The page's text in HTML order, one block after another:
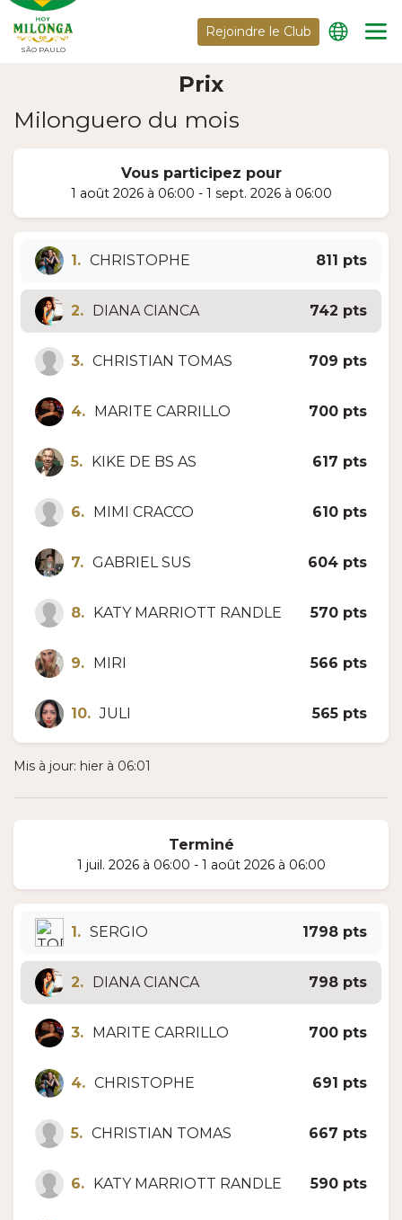
SÃO PAULO
Rejoindre le Club
Prix
Milonguero du mois
Vous participez pour
1 août 2026 à 06:00 - 1 sept. 2026 à 06:00
1. CHRISTOPHE 811 pts
2. DIANA CIANCA 742 pts
3. CHRISTIAN TOMAS 709 pts
4. MARITE CARRILLO 700 pts
5. KIKE DE BS AS 617 pts
6. MIMI CRACCO 610 pts
7. GABRIEL SUS 604 pts
8. KATY MARRIOTT RANDLE 570 pts
9. MIRI 566 pts
10.JULI 565 pts
Mis à jour: hier à 06:01
Terminé
1 juil. 2026 à 06:00 - 1 août 2026 à 06:00
1. SERGIO 1798 pts
2. DIANA CIANCA 798 pts
3. MARITE CARRILLO 700 pts
4. CHRISTOPHE 691 pts
5. CHRISTIAN TOMAS 667 pts
6. KATY MARRIOTT RANDLE 590 pts